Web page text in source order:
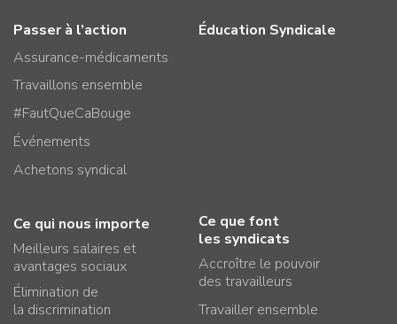
Passer à l’action
Assurance-médicaments
Travaillons ensemble
#FautQueCaBouge
Événements
Achetons syndical
Éducation Syndicale
Ce qui nous importe
Meilleurs salaires et
avantages sociaux
Élimination de
la discrimination
Ce que font
les syndicats
Accroître le pouvoir
des travailleurs
Travailler ensemble